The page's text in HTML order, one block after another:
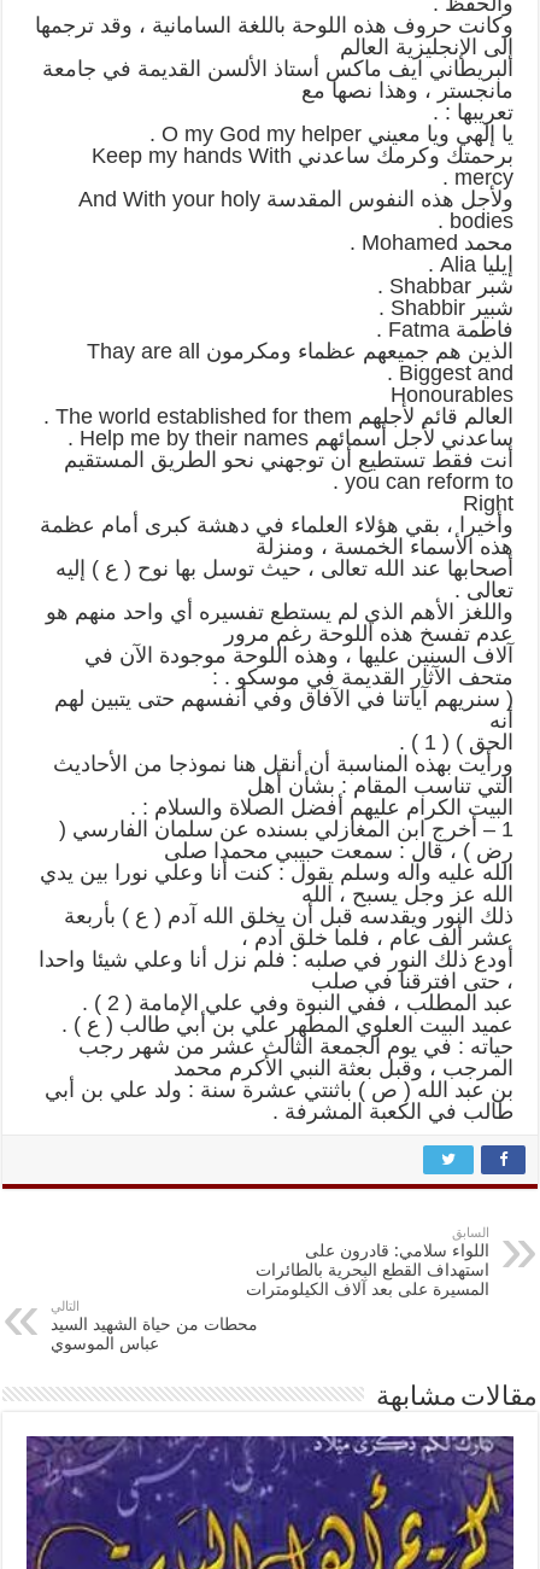
وكانت حروف هذه اللوحة باللغة السامانية ، وقد ترجمها
إلى الإنجليزية العالم
البريطاني ايف ماكس أستاذ الألسن القديمة في جامعة
مانجستر ، وهذا نصها مع
تعريبها : .
يا إلهي ويا معيني O my God my helper .
برحمتك وكرمك ساعدني Keep my hands With
mercy .
ولأجل هذه النفوس المقدسة And With your holy
bodies .
محمد Mohamed .
إيليا Alia .
شبر Shabbar .
شبير Shabbir .
فاطمة Fatma .
الذين هم جميعهم عظماء ومكرمون Thay are all
Biggest and .
Honourables
العالم قائم لأجلهم The world established for them .
ساعدني لأجل أسمائهم Help me by their names .
أنت فقط تستطيع أن توجهني نحو الطريق المستقيم
you can reform to .
Right
وأخيرا ، بقي هؤلاء العلماء في دهشة كبرى أمام عظمة
هذه الأسماء الخمسة ، ومنزلة
أصحابها عند الله تعالى ، حيث توسل بها نوح ( ع ) إليه
تعالى .
واللغز الأهم الذي لم يستطع تفسيره أي واحد منهم هو
عدم تفسخ هذه اللوحة رغم مرور
آلاف السنين عليها ، وهذه اللوحة موجودة الآن في
متحف الآثار القديمة في موسكو . :
( سنريهم آياتنا في الآفاق وفي أنفسهم حتى يتبين لهم
أنه
الحق ) ( 1 ) .
ورأيت بهذه المناسبة أن أنقل هنا نموذجا من الأحاديث
التي تناسب المقام : بشأن أهل
البيت الكرام عليهم أفضل الصلاة والسلام : .
1 – أخرج ابن المغازلي بسنده عن سلمان الفارسي (
رض ) ، قال : سمعت حبيبي محمدا صلى
الله عليه وآله وسلم يقول : كنت أنا وعلي نورا بين يدي
الله عز وجل يسبح ، الله
ذلك النور ويقدسه قبل أن يخلق الله آدم ( ع ) بأربعة
عشر ألف عام ، فلما خلق آدم ،
أودع ذلك النور في صلبه : فلم نزل أنا وعلي شيئا واحدا
، حتى افترقنا في صلب
عبد المطلب ، ففي النبوة وفي علي الإمامة ( 2 ) .
عميد البيت العلوي المطهر علي بن أبي طالب ( ع ) .
حياته : في يوم الجمعة الثالث عشر من شهر رجب
المرجب ، وقبل بعثة النبي الأكرم محمد
بن عبد الله ( ص ) باثنتي عشرة سنة : ولد علي بن أبي
طالب في الكعبة المشرفة .
السابق
اللواء سلامي: قادرون على
استهداف القطع البحرية بالطائرات
المسيرة على بعد آلاف الكيلومترات
التالي
محطات من حياة الشهيد السيد
عباس الموسوي
مقالات مشابهة